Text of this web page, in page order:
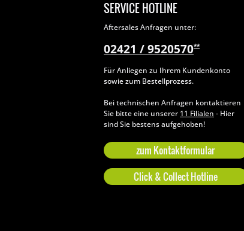
SERVICE HOTLINE
Aftersales Anfragen unter:
02421 / 9520570**
Für Anliegen zu Ihrem Kundenkonto
sowie zum Bestellprozess.
Bei technischen Anfragen kontaktieren
Sie bitte eine unserer 11 Filialen - Hier
sind Sie bestens aufgehoben!
zum Kontaktformular
Click & Collect Hotline